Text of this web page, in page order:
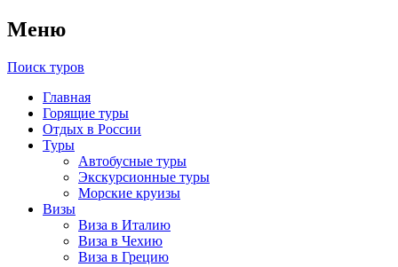
Меню
Поиск туров
Главная
Горящие туры
Отдых в России
Туры
Автобусные туры
Экскурсионные туры
Морские круизы
Визы
Виза в Италию
Виза в Чехию
Виза в Грецию